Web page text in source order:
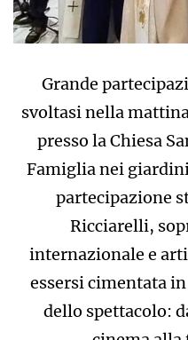
Grande
svoltasi nella
presso la Chiesa
Famiglia nei
partecipazione
Ricciarelli,
internazionale e
essersi cimentata
dello spettacolo: